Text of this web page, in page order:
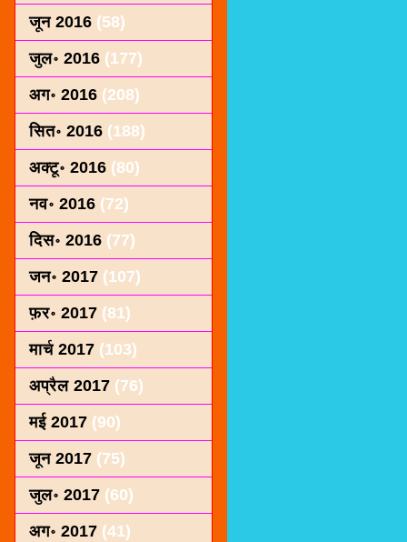
जून 2016 (58)
जुल॰ 2016 (177)
अग॰ 2016 (208)
सित॰ 2016 (188)
अक्टू॰ 2016 (80)
नव॰ 2016 (72)
दिस॰ 2016 (77)
जन॰ 2017 (107)
फ़र॰ 2017 (81)
मार्च 2017 (103)
अप्रैल 2017 (76)
मई 2017 (90)
जून 2017 (75)
जुल॰ 2017 (60)
अग॰ 2017 (41)